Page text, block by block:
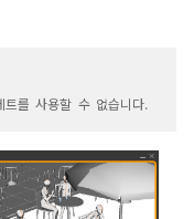
를 사용할 수 없습니다.